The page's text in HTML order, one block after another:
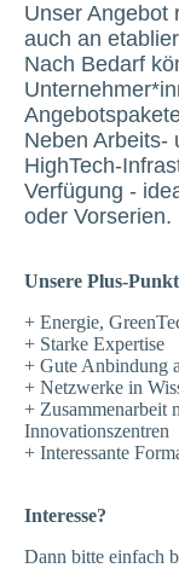
Unser Angebot
auch an
Nach Bedarf
Neben Arbeits-
HighTech-
Verfügung -
oder Vorserien.
Unsere Plus-
+ Energie,
+ Starke Expertise
+ Gute Anbindung
+ Netzwerke in
+ Zusammenarbeit
Innovationszentren
+ Interessante
Interesse?
Dann bitte einfach